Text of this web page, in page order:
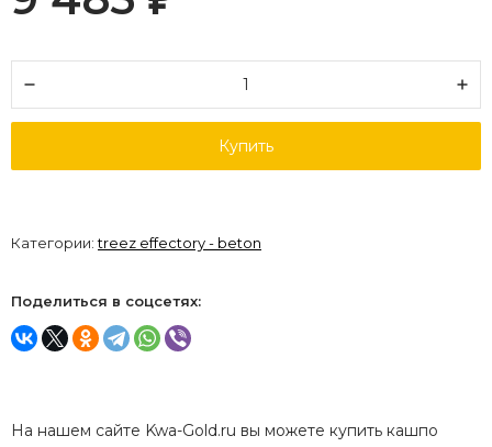
Купить
Категории:treez effectory - beton
Поделиться в соцсетях:
На нашем сайте Kwa-Gold.ru вы можете купить кашпо